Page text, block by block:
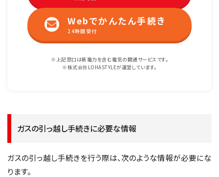
Webでかんたん手続き
24時間受付
※上記窓口は新電力を含む電気の開通サービスです。
※株式会社LOHASTYLEが運営しています。
ガスの引っ越し手続きに必要な情報
ガスの引っ越し手続きを行う際は、次のような情報が必要にな
ります。